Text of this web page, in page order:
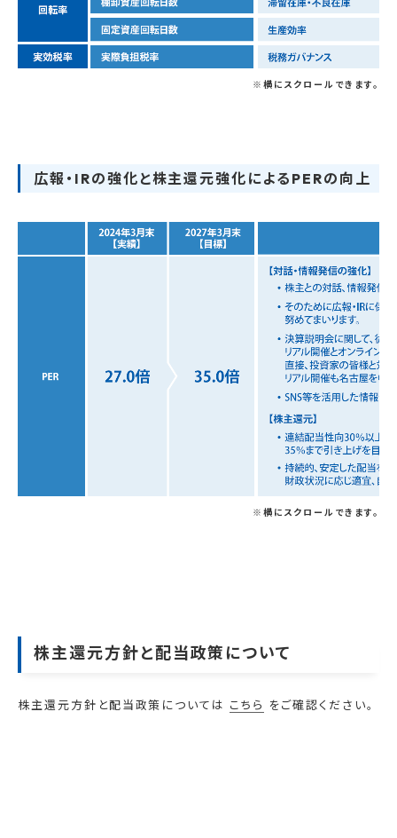
※横にスクロールできます。
広報・IRの強化と株主還元強化によるPERの向上
※横にスクロールできます。
株主還元⽅針と配当政策について
株主還元⽅針と配当政策については こちら をご確認ください。